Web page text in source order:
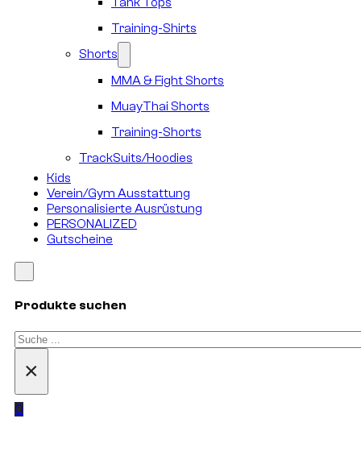
Training-Shirts
Shorts
MMA & Fight Shorts
MuayThai Shorts
Training-Shorts
TrackSuits/Hoodies
Kids
Verein/Gym Ausstattung
Personalisierte Ausrüstung
PERSONALIZED
Gutscheine
Produkte suchen
Suchen
×
0